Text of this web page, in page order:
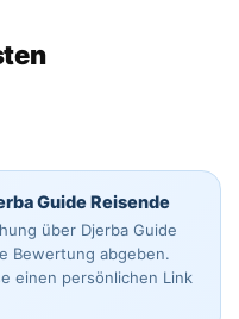
Guide Reisende
über Djerba Guide
Bewertung abgeben.
einen persönlichen Link